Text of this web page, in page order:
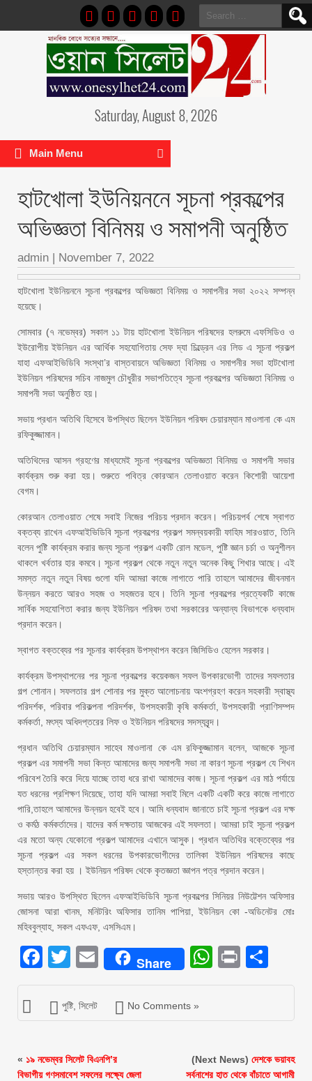
Search
for:
Saturday, August 8, 2026
Main Menu
হাটখোলা ইউনিয়ননে সূচনা প্রকল্পের
অভিজ্ঞতা বিনিময় ও সমাপনী অনুষ্ঠিত
admin | November 7, 2022
হাটখোলা ইউনিয়ননে সূচনা প্রকল্পের অভিজ্ঞতা বিনিময় ও সমাপনীর সভা ২০২২ সম্পন্ন
হয়েছে।
সোমবার (৭ নভেম্বর) সকাল ১১ টায় হাটখোলা ইউনিয়ন পরিষদের হলরুমে এফসিডিও ও
ইউরোপীয় ইউনিয়ন এর আর্থিক সহযোগিতায় সেফ দ্যা চিল্ড্রেন এর লিড এ সূচনা প্রকল্প
যাহা এফআইভিডিবি সংস্থা’র বাস্তবায়নে অভিজ্ঞতা বিনিময় ও সমাপনীর সভা হাটখোলা
ইউনিয়ন পরিষদের সচিব নাজমুল চৌধুরীর সভাপতিত্বে সূচনা প্রকল্পের অভিজ্ঞতা বিনিময় ও
সমাপনী সভা অনুষ্ঠিত হয়।
সভায় প্রধান অতিথি হিসেবে উপস্থিত ছিলেন ইউনিয়ন পরিষদ চেয়ারম্যান মাওলানা কে এম
রফিকুজ্জামান।
অতিথিদের আসন গ্রহণের মাধ্যমেই সূচনা প্রকল্পের অভিজ্ঞতা বিনিময় ও সমাপনী সভার
কার্যক্রম শুরু করা হয়। শুরুতে পবিত্র কোরআন তেলাওয়াত করেন কিশোরী আয়েশা
বেগম।
কোরআন তেলাওয়াত শেষে সবাই নিজের পরিচয় প্রদান করেন। পরিচয়পর্ব শেষে স্বাগত
বক্তব্য রাখেন এফআইভিডিবি সূচনা প্রকল্পের প্রকল্প সমন্বয়কারী ফাহিম সারওয়াত, তিনি
বলেন পুষ্টি কার্যক্রম করার জন্য সূচনা প্রকল্প একটি রোল মডেল, পুষ্টি জ্ঞান চর্চা ও অনুশীলন
থাকলে খর্বতার হার কমবে। সূচনা প্রকল্প থেকে নতুন নতুন অনেক কিছু শিখার আছে। এই
সমস্ত নতুন নতুন বিষয় গুলো যদি আমরা কাজে লাগাতে পারি তাহলে আমাদের জীবনমান
উন্নয়ন করতে আরও সহজ ও সহজতর হবে। তিনি সূচনা প্রকল্পের প্রত্যেকটি কাজে
সার্বিক সহযোগিতা করার জন্য ইউনিয়ন পরিষদ তথা সরকারের অন্যান্য বিভাগকে ধন্যবাদ
প্রদান করেন।
স্বাগত বক্তব্যের পর সূচনার কার্যক্রম উপস্থাপন করেন জিসিডিও হেলেন সরকার।
কার্যক্রম উপস্থাপনের পর সূচনা প্রকল্পের কয়েকজন সফল উপকারভোগী তাদের সফলতার
গল্প শোনান। সফলতার গল্প শোনার পর মুক্ত আলোচনায় অংশগ্রহণ করেন সহকারী স্বাস্থ্য
পরিদর্শক, পরিবার পরিকল্পনা পরিদর্শক, উপসহকারী কৃষি কর্মকর্তা, উপসহকারী প্রাণিসম্পদ
কর্মকর্তা, মৎস্য অধিদপ্তরের লিফ ও ইউনিয়ন পরিষদের সদস্যবৃন্দ।
প্রধান অতিথি চেয়ারম্যান সাহেব মাওলানা কে এম রফিকুজ্জামান বলেন, আজকে সূচনা
প্রকল্প এর সমাপনী সভা কিন্ত আমাদের জন্য সমাপনী সভা না কারণ সূচনা প্রকল্প যে শিখন
পরিবেশ তৈরি করে দিয়ে যাচ্ছে তাহা ধরে রাখা আমাদের কাজ। সূচনা প্রকল্প এর মাঠ পর্যায়ে
যত ধরনের প্রশিক্ষণ দিয়েছে, তাহা যদি আমরা সবাই মিলে একটি একটি করে কাজে লাগাতে
পারি,তাহলে আমাদের উন্নয়ন হবেই হবে। আমি ধন্যবাদ জানাতে চাই সূচনা প্রকল্প এর দক্ষ
ও কর্মঠ কর্মকর্তাদের। যাদের কর্ম দক্ষতায় আজকের এই সফলতা। আমরা চাই সূচনা প্রকল্প
এর মতো অন্য যেকোনো প্রকল্প আমাদের এখানে আসুক। প্রধান অতিথির বক্তেব্যের পর
সূচনা প্রকল্প এর সকল ধরনের উপকারভোগীদের তালিকা ইউনিয়ন পরিষদের কাছে
হস্তান্তর করা হয় । ইউনিয়ন পরিষদ থেকে কৃতজ্ঞতা জ্ঞাপন পত্র প্রদান করেন।
সভায় আরও উপস্থিত ছিলেন এফআইভিডিবি সূচনা প্রকল্পের সিনিয়র নিউট্টেশন অফিসার
জোসনা আরা খানম, মনিটরিং অফিসার তানিম পাপিয়া, ইউনিয়ন কো -অডিনেটর মোঃ
মহিববুল্যাহ, সকল এফএফ, এসসিএম।
Facebook
Twitter
EmailShare Print
পুষ্টি, সিলেট No Comments »
« ১৯ নভেম্বর সিলেট বিএনপি’র
বিভাগীয় গণসমাবেশ সফলের লক্ষ্যে জেলা
(Next News) দেশকে ভয়াবহ
সর্বনাশের হাত থেকে বাঁচাতে আগামী